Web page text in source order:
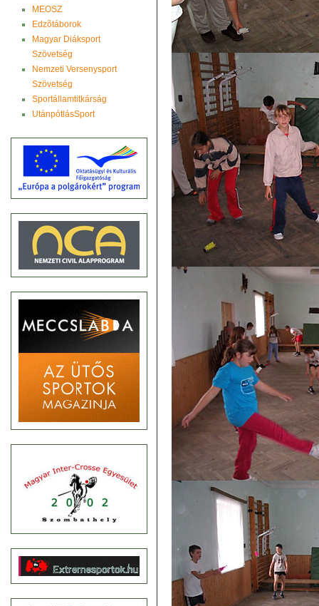
MEOSZ
Edzõtáborok
Magyar Diáksport
Szövetség
Nemzeti Versenysport
Szövetség
Sportállamtitkárság
UtánpótlásSport